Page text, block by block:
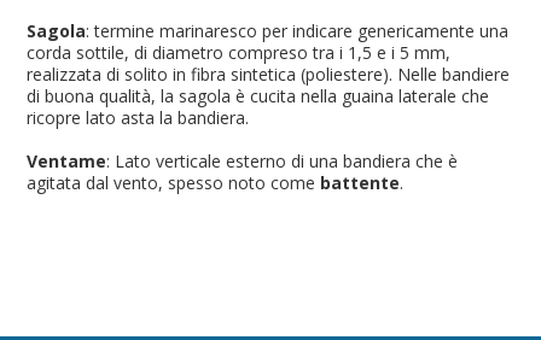
Sagola: termine marinaresco per indicare genericamente una
corda sottile, di diametro compreso tra i 1,5 e i 5 mm,
realizzata di solito in fibra sintetica (poliestere). Nelle bandiere
di buona qualità, la sagola è cucita nella guaina laterale che
ricopre lato asta la bandiera.
Ventame: Lato verticale esterno di una bandiera che è
agitata dal vento, spesso noto come battente.